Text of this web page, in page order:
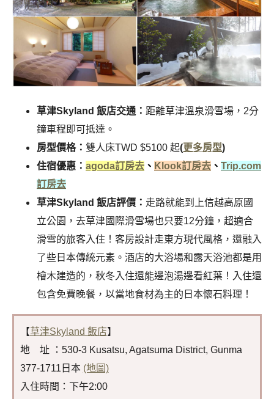
草津Skyland 飯店交通： 距離草津溫泉滑雪場，2分
鐘車程即可抵達。
房型價格： 雙人床TWD $5100 起(更多房型)
住宿優惠： agoda訂房去 、 Klook訂房去 、 Trip.com
訂房去
草津Skyland 飯店評價： 走路就能到上信越高原國
立公園，去草津國際滑雪場也只要12分鐘，超適合
滑雪的旅客入住！客房設計走東方現代風格，還融入
了些日本傳統元素。酒店的大浴場和露天浴池都是用
檜木建造的，秋冬入住還能邊泡湯邊看紅葉！入住還
包含免費晚餐，以當地食材為主的日本懷石料理！
【草津Skyland 飯店】
地 址 ：530-3 Kusatsu, Agatsuma District, Gunma
377-1711日本 (地圖)
入住時間：下午2:00